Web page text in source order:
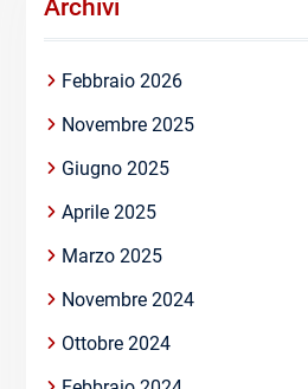
Archivi
Febbraio 2026
Novembre 2025
Giugno 2025
Aprile 2025
Marzo 2025
Novembre 2024
Ottobre 2024